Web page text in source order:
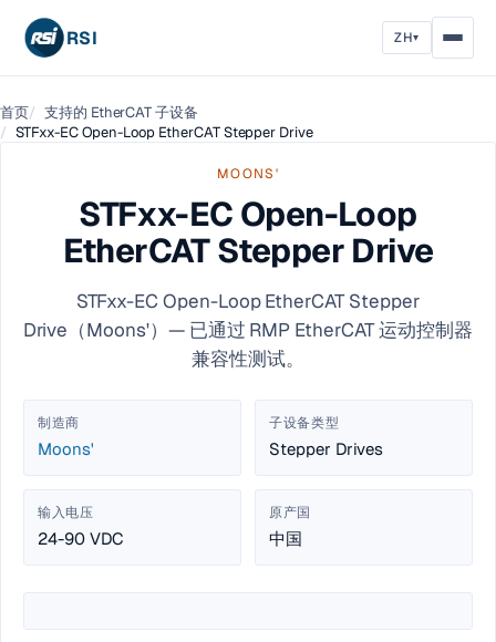
RSI ZH▾
首页
支持的 EtherCAT 子设备
STFxx-EC Open-Loop EtherCAT Stepper Drive
MOONS'
STFxx-EC Open-Loop
EtherCAT Stepper Drive
STFxx-EC Open-Loop EtherCAT Stepper
Drive（Moons'）— 已通过 RMP EtherCAT 运动控制器
兼容性测试。
制造商
Moons'
子设备类型
Stepper Drives
输入电压
24-90 VDC
原产国
中国